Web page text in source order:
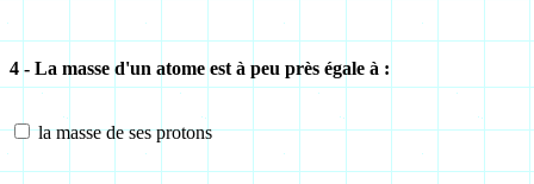
4 - La masse d'un atome est à peu près égale à :
la masse de ses protons